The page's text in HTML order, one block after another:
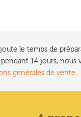
le temps de
14 jours, nous
générales de vente.